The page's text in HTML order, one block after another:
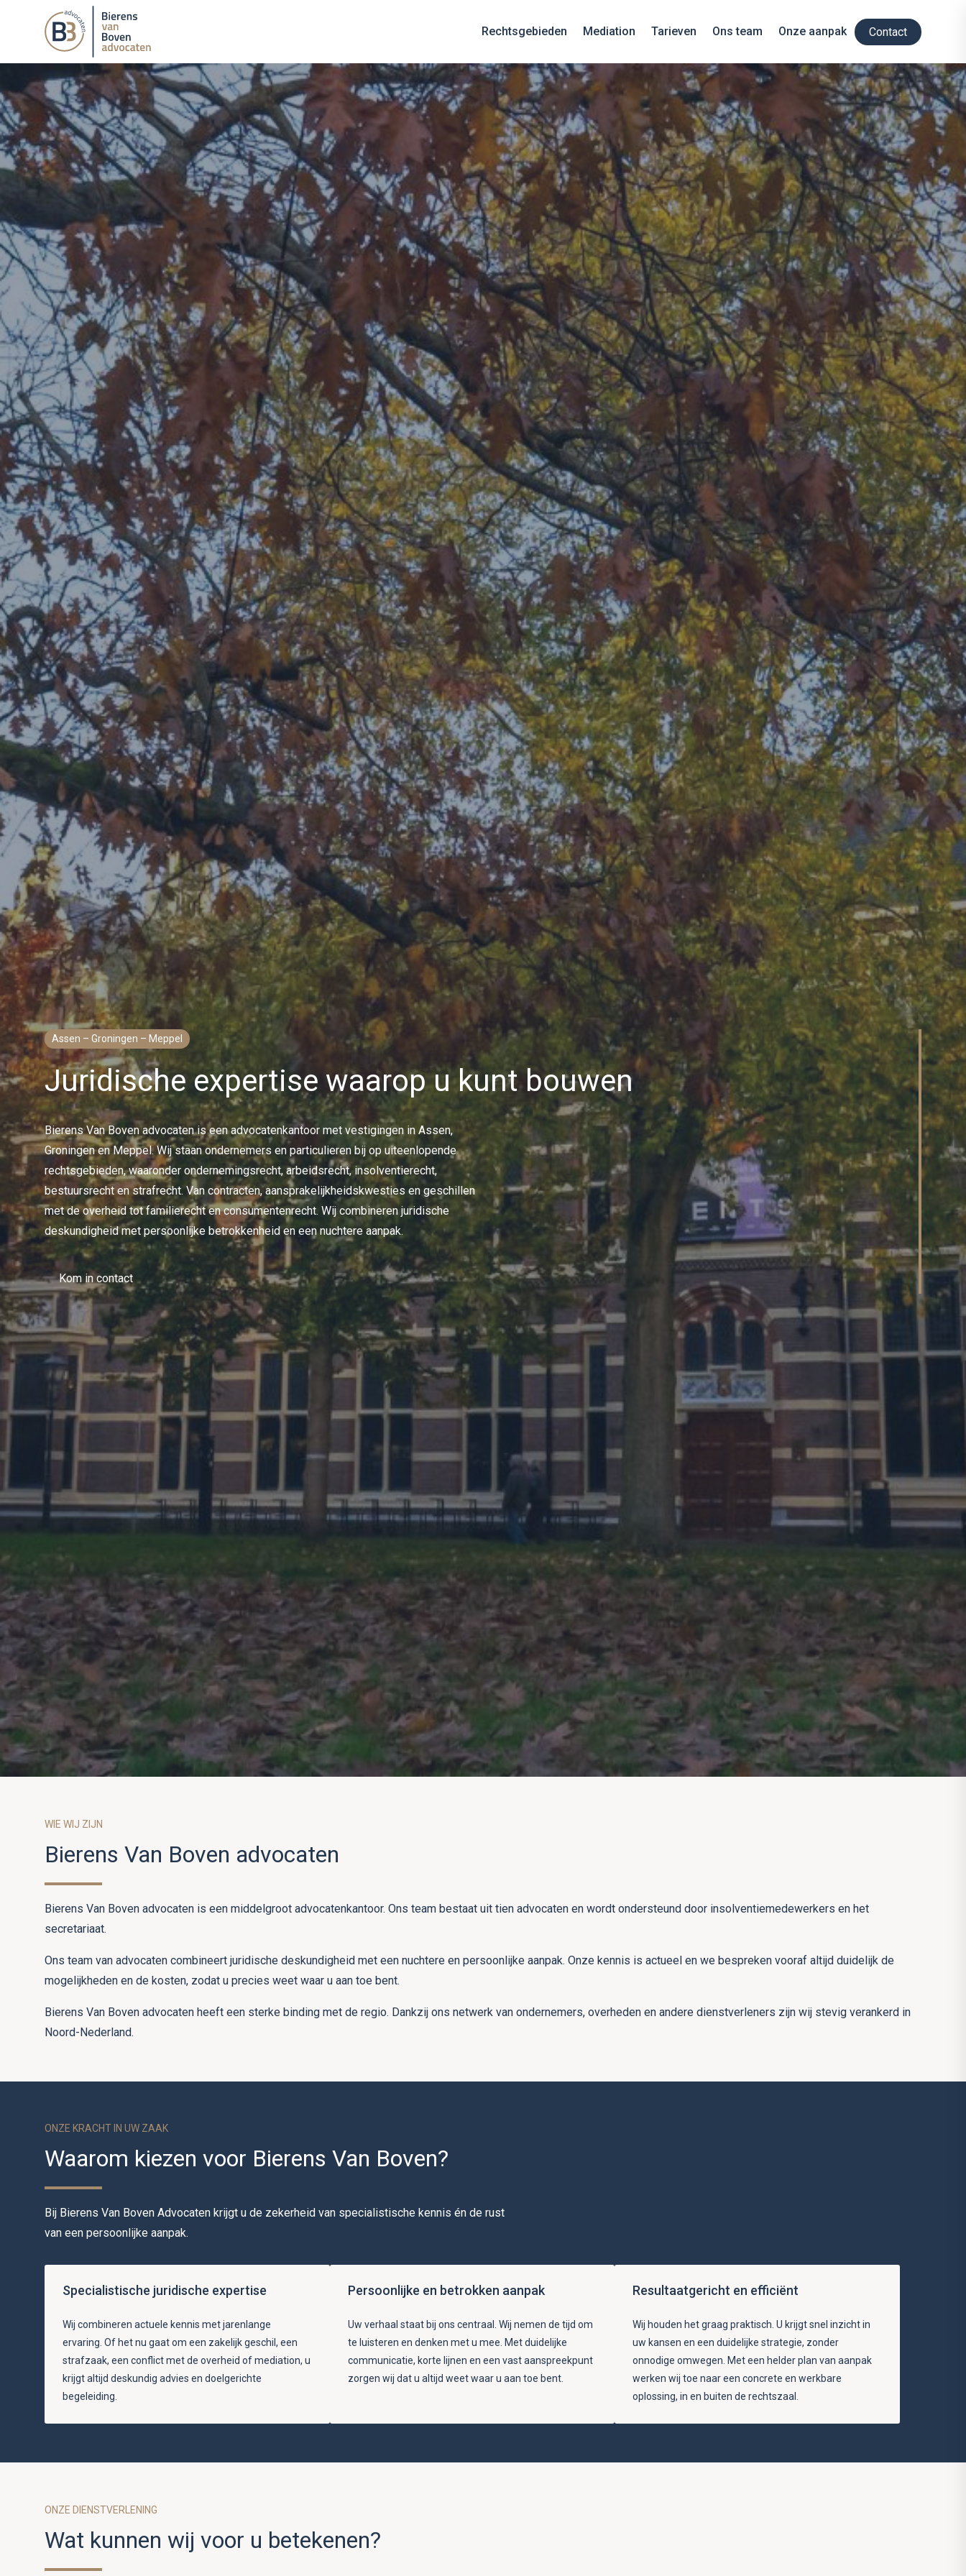
Rechtsgebieden Mediation Tarieven Ons team Onze aanpak Contact
Assen – Groningen – Meppel
Juridische expertise waarop u kunt bouwen
Bierens Van Boven advocaten is een advocatenkantoor met vestigingen in Assen,
Groningen en Meppel. Wij staan ondernemers en particulieren bij op uiteenlopende
rechtsgebieden, waaronder ondernemingsrecht, arbeidsrecht, insolventierecht,
bestuursrecht en strafrecht. Van contracten, aansprakelijkheidskwesties en geschillen
met de overheid tot familierecht en consumentenrecht. Wij combineren juridische
deskundigheid met persoonlijke betrokkenheid en een nuchtere aanpak.
Kom in contact
WIE WIJ ZIJN
Bierens Van Boven advocaten
Bierens Van Boven advocaten is een middelgroot advocatenkantoor. Ons team bestaat uit tien advocaten en wordt ondersteund door insolventiemedewerkers en het
secretariaat.
Ons team van advocaten combineert juridische deskundigheid met een nuchtere en persoonlijke aanpak. Onze kennis is actueel en we bespreken vooraf altijd duidelijk de
mogelijkheden en de kosten, zodat u precies weet waar u aan toe bent.
Bierens Van Boven advocaten heeft een sterke binding met de regio. Dankzij ons netwerk van ondernemers, overheden en andere dienstverleners zijn wij stevig verankerd in
Noord-Nederland.
ONZE KRACHT IN UW ZAAK
Waarom kiezen voor Bierens Van Boven?
Bij Bierens Van Boven Advocaten krijgt u de zekerheid van specialistische kennis én de rust
van een persoonlijke aanpak.
Specialistische juridische expertise
Wij combineren actuele kennis met jarenlange
ervaring. Of het nu gaat om een zakelijk geschil, een
strafzaak, een conflict met de overheid of mediation, u
krijgt altijd deskundig advies en doelgerichte
begeleiding.
Persoonlijke en betrokken aanpak
Uw verhaal staat bij ons centraal. Wij nemen de tijd om
te luisteren en denken met u mee. Met duidelijke
communicatie, korte lijnen en een vast aanspreekpunt
zorgen wij dat u altijd weet waar u aan toe bent.
Resultaatgericht en efficiënt
Wij houden het graag praktisch. U krijgt snel inzicht in
uw kansen en een duidelijke strategie, zonder
onnodige omwegen. Met een helder plan van aanpak
werken wij toe naar een concrete en werkbare
oplossing, in en buiten de rechtszaal.
ONZE DIENSTVERLENING
Wat kunnen wij voor u betekenen?